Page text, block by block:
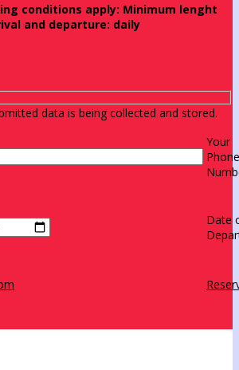
conditions apply: Minimum lenght
and departure: daily
data is being collected and stored.
Your
Phone
Date